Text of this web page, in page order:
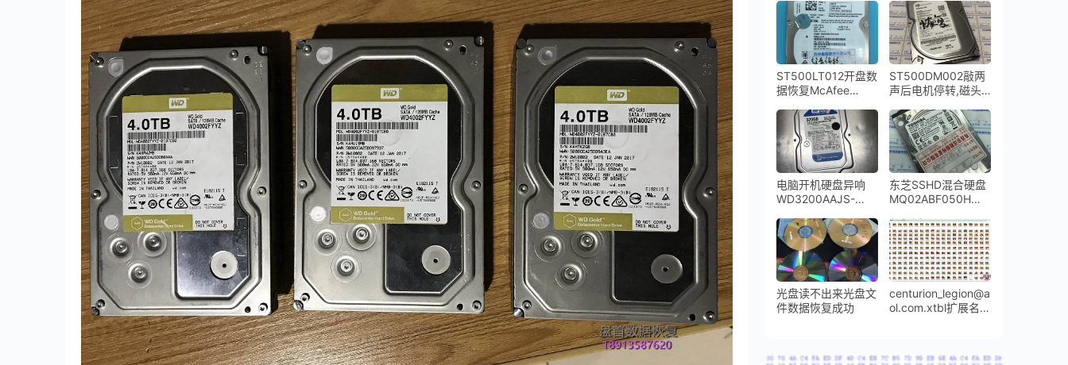
咔咔响开盘恢复成功
ST500LT012开盘数
据恢复McAfee
盘加密数据恢复完美
成功
ST500DM002敲两
声后电机停转,磁头
功
电脑开机硬盘异响
WD3200AAJS-
开盘数据恢复
东芝SSHD混合硬盘
MQ02ABF050H无
成功
光盘读不出来光盘文
件数据恢复成功
centurion_legion@a
ol.com.xtbl扩展名的